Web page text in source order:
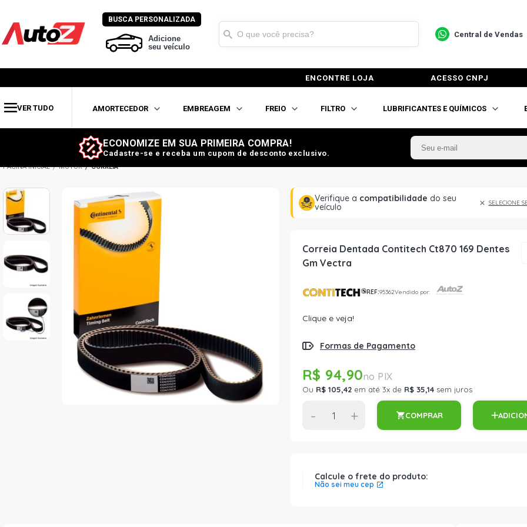
BUSCA PERSONALIZADA
Adicione
seu veículo
Central de Vendas
ENCONTRE LOJA ACESSO CNPJ
VER TUDO AMORTECEDOR EMBREAGEM FREIO FILTRO LUBRIFICANTES E QUÍMICOS
ECONOMIZE EM SUA PRIMEIRA COMPRA!
Cadastre-se e receba um cupom de desconto exclusivo.
MOTOR CORREIA
Verifique a compatibilidade do seu
veículo
SELECIONE
Correia Dentada Contitech Ct870 169 Dentes
Gm Vectra
REF:95362Vendido por:
Clique e veja!
Formas de Pagamento
R$ 94,90
Ou R$ 105,42 em até 3x de R$ 35,14 sem juros
- + COMPRAR
Calcule o frete do produto:
Não sei meu cep